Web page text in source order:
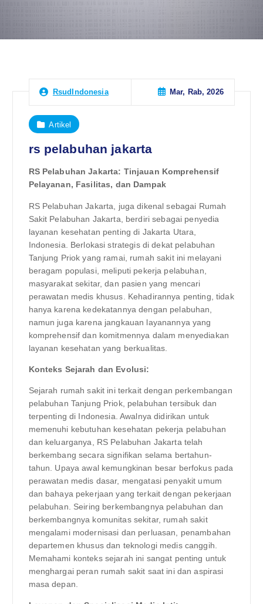
RsudIndonesia Mar, Rab, 2026
Artikel
rs pelabuhan jakarta
RS Pelabuhan Jakarta: Tinjauan Komprehensif
Pelayanan, Fasilitas, dan Dampak
RS Pelabuhan Jakarta, juga dikenal sebagai Rumah
Sakit Pelabuhan Jakarta, berdiri sebagai penyedia
layanan kesehatan penting di Jakarta Utara,
Indonesia. Berlokasi strategis di dekat pelabuhan
Tanjung Priok yang ramai, rumah sakit ini melayani
beragam populasi, meliputi pekerja pelabuhan,
masyarakat sekitar, dan pasien yang mencari
perawatan medis khusus. Kehadirannya penting, tidak
hanya karena kedekatannya dengan pelabuhan,
namun juga karena jangkauan layanannya yang
komprehensif dan komitmennya dalam menyediakan
layanan kesehatan yang berkualitas.
Konteks Sejarah dan Evolusi:
Sejarah rumah sakit ini terkait dengan perkembangan
pelabuhan Tanjung Priok, pelabuhan tersibuk dan
terpenting di Indonesia. Awalnya didirikan untuk
memenuhi kebutuhan kesehatan pekerja pelabuhan
dan keluarganya, RS Pelabuhan Jakarta telah
berkembang secara signifikan selama bertahun-
tahun. Upaya awal kemungkinan besar berfokus pada
perawatan medis dasar, mengatasi penyakit umum
dan bahaya pekerjaan yang terkait dengan pekerjaan
pelabuhan. Seiring berkembangnya pelabuhan dan
berkembangnya komunitas sekitar, rumah sakit
mengalami modernisasi dan perluasan, penambahan
departemen khusus dan teknologi medis canggih.
Memahami konteks sejarah ini sangat penting untuk
menghargai peran rumah sakit saat ini dan aspirasi
masa depan.